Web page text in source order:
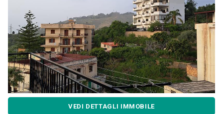
VEDI DETTAGLI IMMOBILE